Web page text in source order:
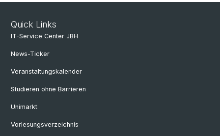
Quick Links
IT-Service Center JBH
News-Ticker
Veranstaltungskalender
Studieren ohne Barrieren
Unimarkt
Vorlesungsverzeichnis